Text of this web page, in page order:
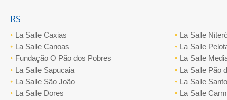
RS
La Salle Caxias
La Salle Canoas
Fundação O Pão dos Pobres
La Salle Sapucaia
La Salle São João
La Salle Dores
La Salle
La Salle
La Salle
La Salle Pão
La Salle
La Salle